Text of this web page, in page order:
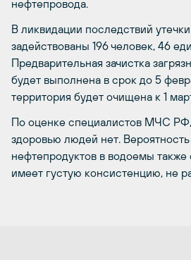
нефтепровода.
В ликвидации последствий
задействованы 196 человек, 46
Предварительная зачистка
будет выполнена в срок до 5
территория будет очищена к 1
По оценке специалистов МЧС РФ,
здоровью людей нет.
нефтепродуктов в водоемы также
имеет густую консистенцию, не